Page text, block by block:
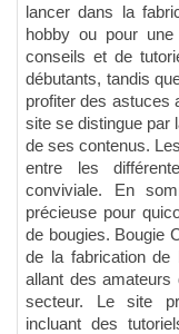
lancer dans la
hobby ou pour
conseils et de
débutants, tandis
profiter des astuces
site se distingue par
de ses contenus.
entre les
conviviale. En
précieuse pour
de bougies. Bougie
de la fabrication de
allant des
secteur. Le site
incluant des